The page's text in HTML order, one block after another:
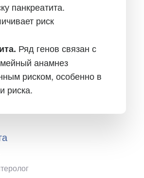
панкреатита.
риск
Ряд генов связан с
анамнез
риском, особенно в
риска.